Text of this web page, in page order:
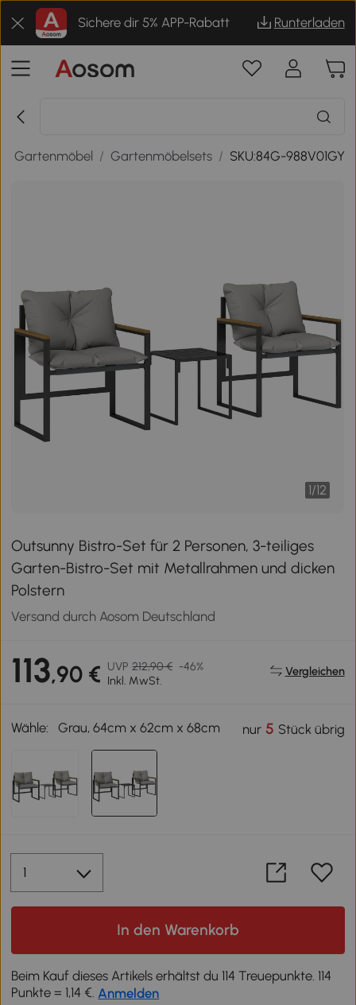
Sichere dir 5% APP-Rabatt Runterladen
Gartenmöbel / Gartenmöbelsets / SKU:84G-988V01GY
1/12
Outsunny Bistro-Set für 2 Personen, 3-teiliges
Garten-Bistro-Set mit Metallrahmen und dicken
Polstern
Versand durch Aosom Deutschland
113,90 € UVP 212,90 € -46%
Inkl. MwSt.
Vergleichen
Wähle: Grau, 64cm x 62cm x 68cm nur5 Stück übrig
In den Warenkorb
Beim Kauf dieses Artikels erhältst du 114 Treuepunkte. 114
Punkte = 1,14 €. Anmelden